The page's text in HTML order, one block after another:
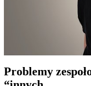
Problemy